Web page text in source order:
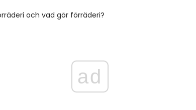
och vad gör förräderi?
ad